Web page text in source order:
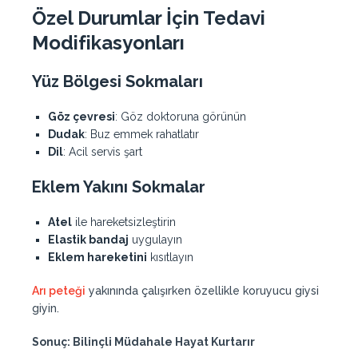
Özel Durumlar İçin Tedavi
Modifikasyonları
Yüz Bölgesi Sokmaları
Göz çevresi: Göz doktoruna görünün
Dudak: Buz emmek rahatlatır
Dil: Acil servis şart
Eklem Yakını Sokmalar
Atel ile hareketsizleştirin
Elastik bandaj uygulayın
Eklem hareketini kısıtlayın
Arı peteği yakınında çalışırken özellikle koruyucu giysi
giyin.
Sonuç: Bilinçli Müdahale Hayat Kurtarır